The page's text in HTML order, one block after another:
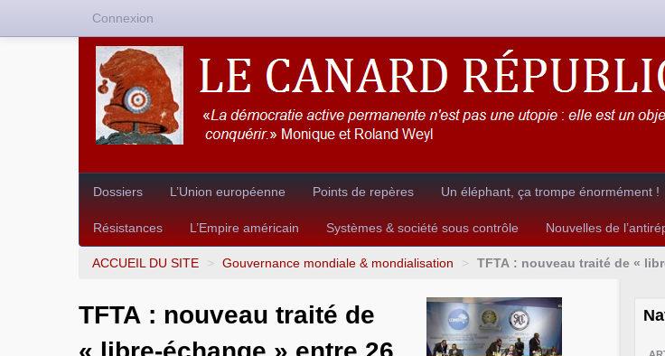
Dossiers L’Union européenne Points de repères Un éléphant, ça trompe énormément !
Résistances L’Empire américain Systèmes & société sous contrôle Nouvelles de
ACCUEIL DU SITE > Gouvernance mondiale & mondialisation > TFTA : nouveau traité de «
TFTA : nouveau traité de
Connexion